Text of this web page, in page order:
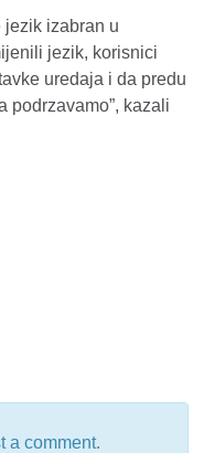
izabran u
jezik, korisnici
uredaja i da predu
podrzavamo”, kazali
a comment.